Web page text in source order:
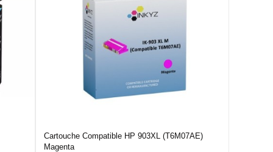
Cartouche Compatible HP 903XL (T6M07AE)
Magenta